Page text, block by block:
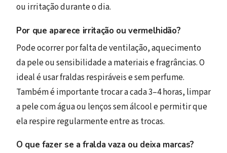
ou irritação durante o dia.
Por que aparece irritação ou vermelhidão?
Pode ocorrer por falta de ventilação, aquecimento
da pele ou sensibilidade a materiais e fragrâncias. O
ideal é usar fraldas respiráveis e sem perfume.
Também é importante trocar a cada 3–4 horas, limpar
a pele com água ou lenços sem álcool e permitir que
ela respire regularmente entre as trocas.
O que fazer se a fralda vaza ou deixa marcas?